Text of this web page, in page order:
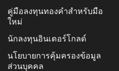
คู่มือลงทุนทองคำสำหรับมือ
ใหม่
นักลงทุนอินเตอร์โกลด์
นโยบายการคุ้มครองข้อมูล
ส่วนบุคคล